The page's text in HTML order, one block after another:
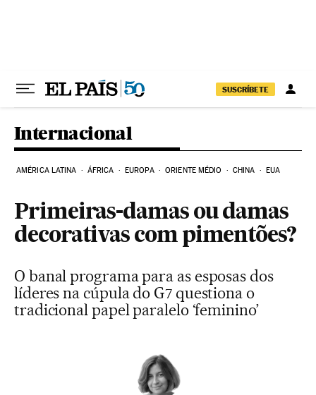
SUSCRÍBETE
Internacional
AMÉRICA LATINA ÁFRICA EUROPA ORIENTE MÉDIO CHINA EUA
Primeiras-damas ou damas
decorativas com pimentões?
O banal programa para as esposas dos
líderes na cúpula do G7 questiona o
tradicional papel paralelo ‘feminino’